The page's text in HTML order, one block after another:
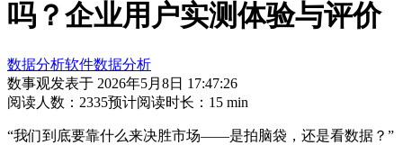
吗？企业用户实测体验与评价
数据分析软件数据分析
数事观发表于 2026年5月8日 17:47:26
阅读人数： 2335预计阅读时长： 15 min
“我们到底要靠什么来决胜市场——是拍脑袋，还是看数据？”